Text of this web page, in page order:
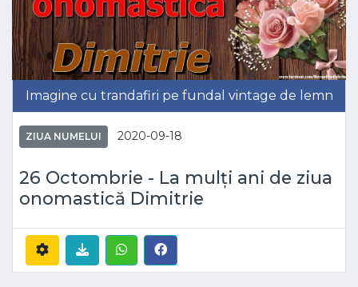
Imagine cu trandafiri pe fundal vintage de lemn
ZIUA NUMELUI 2020-09-18
26 Octombrie - La mulți ani de ziua
onomastică Dimitrie